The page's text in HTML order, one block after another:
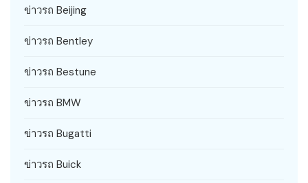
ข่าวรถ Beijing
ข่าวรถ Bentley
ข่าวรถ Bestune
ข่าวรถ BMW
ข่าวรถ Bugatti
ข่าวรถ Buick